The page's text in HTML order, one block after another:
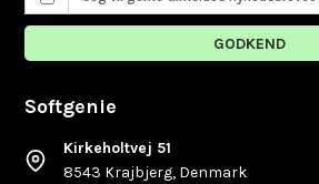
GODKEND
Softgenie
Kirkeholtvej 51
8543 Krajbjerg, Denmark